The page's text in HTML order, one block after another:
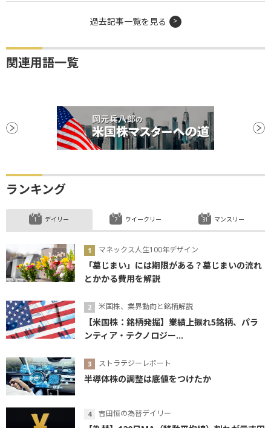
過去記事一覧を見る
関連用語一覧
ランキング
デイリー
マネックス人生100年デザイン
「墓じまい」には期限がある？墓じまいの流れ
とかかる費用を解説
米国株、業界動向と銘柄解説
【米国株：銘柄発掘】業績上振れ5銘柄、パラ
ンティア・テクノロジー...
ストラテジーレポート
半導体株の調整は底値をつけたか
吉田恒の為替デイリー
ウイークリー マンスリー